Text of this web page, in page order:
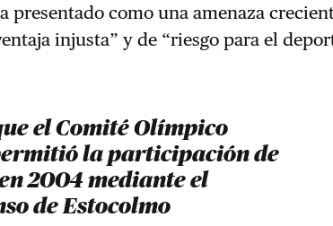
presentado como una amenaza
injusta” y de “riesgo para el
el Comité Olímpico
la participación de
2004 mediante el
de Estocolmo